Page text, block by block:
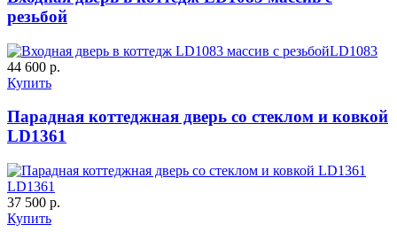
ДУБ БЕЛЁНЫЙ
C59 C60
резьбой
LD1083
44 600 р.
Купить
Парадная коттеджная дверь со стеклом и ковкой
LD1361
LD1361
37 500 р.
Купить